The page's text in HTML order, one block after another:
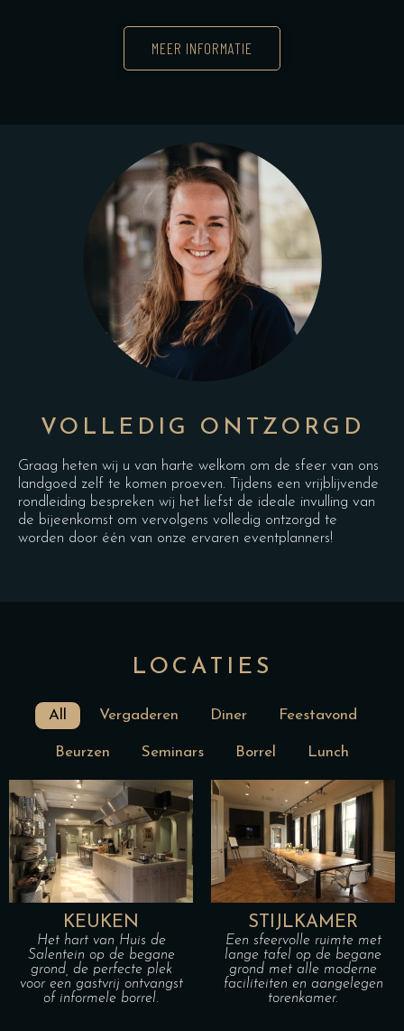
MEER INFORMATIE
VOLLEDIG ONTZORGD
Graag heten wij u van harte welkom om de sfeer van ons
landgoed zelf te komen proeven. Tijdens een vrijblijvende
rondleiding bespreken wij het liefst de ideale invulling van
de bijeenkomst om vervolgens volledig ontzorgd te
worden door één van onze ervaren eventplanners!
LOCATIES
All Vergaderen Diner Feestavond
Beurzen Seminars Borrel Lunch
KEUKEN
Het hart van Huis de
Salentein op de begane
grond, de perfecte plek
voor een gastvrij ontvangst
of informele borrel.
STIJLKAMER
Een sfeervolle ruimte met
lange tafel op de begane
grond met alle moderne
faciliteiten en aangelegen
torenkamer.